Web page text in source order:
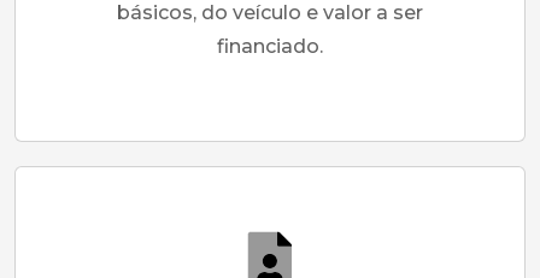
básicos, do veículo e valor a ser
financiado.